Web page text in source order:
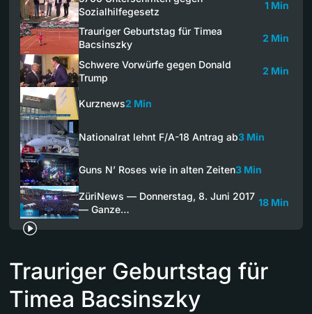
Sozialhilfegesetz
1 Min
Trauriger Geburtstag für Timea
Bacsinszky
2 Min
Schwere Vorwürfe gegen Donald
Trump
2 Min
Kurznews2 Min
Nationalrat lehnt F/A-18 Antrag ab3 Min
Guns N’ Roses wie in alten Zeiten3 Min
ZüriNews — Donnerstag, 8. Juni 2017
— Ganze…
18 Min
Trauriger Geburtstag für
Timea Bacsinszky